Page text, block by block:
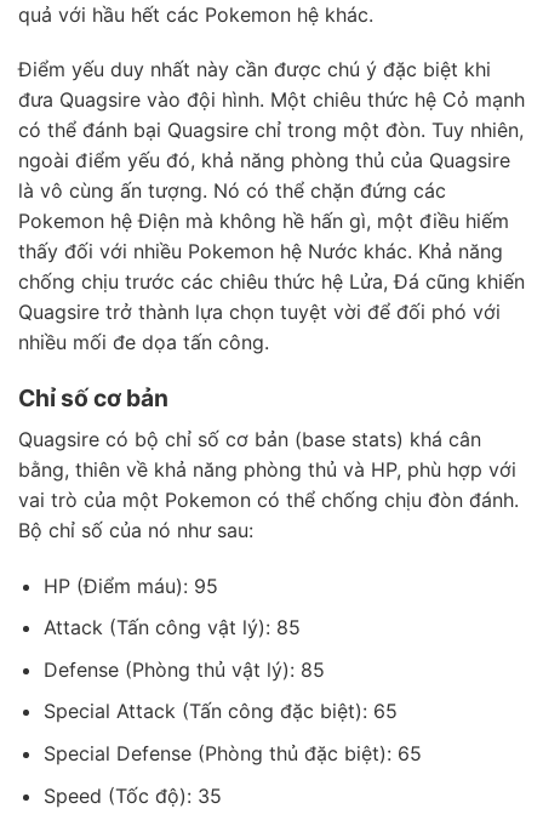
quả với hầu hết các Pokemon hệ khác.
Điểm yếu duy nhất này cần được chú ý đặc biệt khi
đưa Quagsire vào đội hình. Một chiêu thức hệ Cỏ mạnh
có thể đánh bại Quagsire chỉ trong một đòn. Tuy nhiên,
ngoài điểm yếu đó, khả năng phòng thủ của Quagsire
là vô cùng ấn tượng. Nó có thể chặn đứng các
Pokemon hệ Điện mà không hề hấn gì, một điều hiếm
thấy đối với nhiều Pokemon hệ Nước khác. Khả năng
chống chịu trước các chiêu thức hệ Lửa, Đá cũng khiến
Quagsire trở thành lựa chọn tuyệt vời để đối phó với
nhiều mối đe dọa tấn công.
Chỉ số cơ bản
Quagsire có bộ chỉ số cơ bản (base stats) khá cân
bằng, thiên về khả năng phòng thủ và HP, phù hợp với
vai trò của một Pokemon có thể chống chịu đòn đánh.
Bộ chỉ số của nó như sau:
HP (Điểm máu): 95
Attack (Tấn công vật lý): 85
Defense (Phòng thủ vật lý): 85
Special Attack (Tấn công đặc biệt): 65
Special Defense (Phòng thủ đặc biệt): 65
Speed (Tốc độ): 35